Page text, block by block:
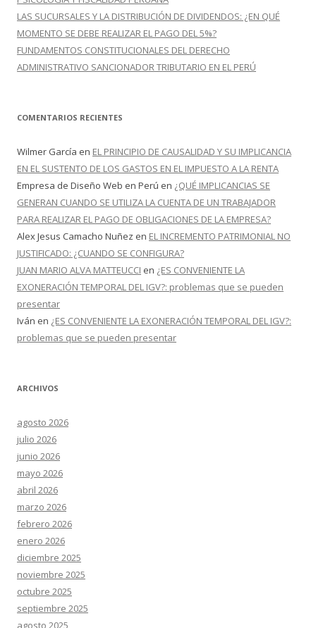
LAS SUCURSALES Y LA DISTRIBUCIÓN DE DIVIDENDOS: ¿EN QUÉ
MOMENTO SE DEBE REALIZAR EL PAGO DEL 5%?
FUNDAMENTOS CONSTITUCIONALES DEL DERECHO
ADMINISTRATIVO SANCIONADOR TRIBUTARIO EN EL PERÚ
COMENTARIOS RECIENTES
Wilmer García en EL PRINCIPIO DE CAUSALIDAD Y SU IMPLICANCIA
EN EL SUSTENTO DE LOS GASTOS EN EL IMPUESTO A LA RENTA
Empresa de Diseño Web en Perú en ¿QUÉ IMPLICANCIAS SE
GENERAN CUANDO SE UTILIZA LA CUENTA DE UN TRABAJADOR
PARA REALIZAR EL PAGO DE OBLIGACIONES DE LA EMPRESA?
Alex Jesus Camacho Nuñez en EL INCREMENTO PATRIMONIAL NO
JUSTIFICADO: ¿CUANDO SE CONFIGURA?
JUAN MARIO ALVA MATTEUCCI en ¿ES CONVENIENTE LA
EXONERACIÓN TEMPORAL DEL IGV?: problemas que se pueden
presentar
Iván en ¿ES CONVENIENTE LA EXONERACIÓN TEMPORAL DEL IGV?:
problemas que se pueden presentar
ARCHIVOS
agosto 2026
julio 2026
junio 2026
mayo 2026
abril 2026
marzo 2026
febrero 2026
enero 2026
diciembre 2025
noviembre 2025
octubre 2025
septiembre 2025
agosto 2025